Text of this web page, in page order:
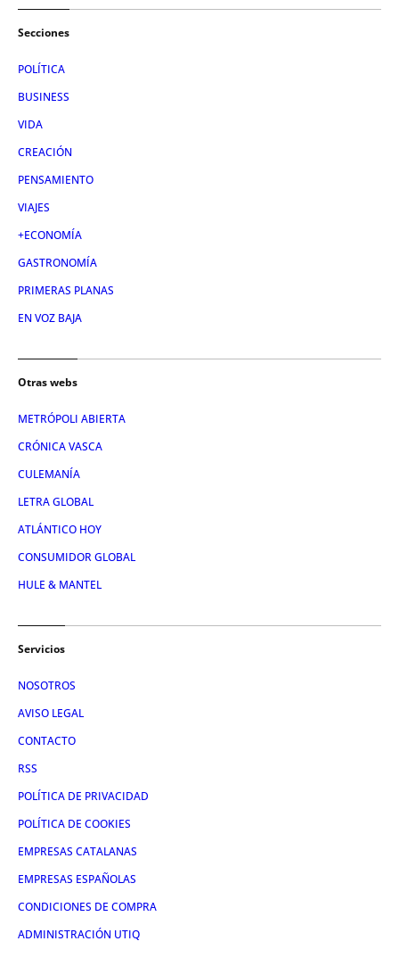
Secciones
POLÍTICA
BUSINESS
VIDA
CREACIÓN
PENSAMIENTO
VIAJES
+ECONOMÍA
GASTRONOMÍA
PRIMERAS PLANAS
EN VOZ BAJA
Otras webs
METRÓPOLI ABIERTA
CRÓNICA VASCA
CULEMANÍA
LETRA GLOBAL
ATLÁNTICO HOY
CONSUMIDOR GLOBAL
HULE & MANTEL
Servicios
NOSOTROS
AVISO LEGAL
CONTACTO
RSS
POLÍTICA DE PRIVACIDAD
POLÍTICA DE COOKIES
EMPRESAS CATALANAS
EMPRESAS ESPAÑOLAS
CONDICIONES DE COMPRA
ADMINISTRACIÓN UTIQ